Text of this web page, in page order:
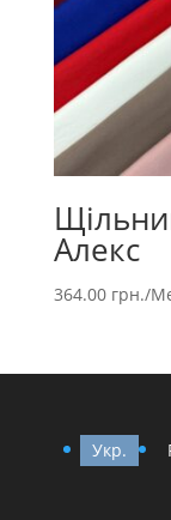
Алекс
364.00 грн./
Укр.